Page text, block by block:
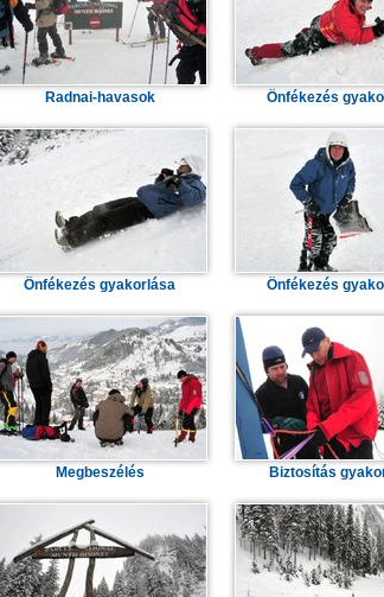
Radnai-havasok Önfékezés
Önfékezés gyakorlása Önfékezés
Megbeszélés Biztosítás